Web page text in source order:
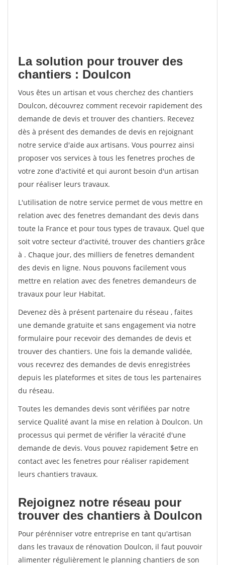
La solution pour trouver des
chantiers : Doulcon
Vous êtes un artisan et vous cherchez des chantiers
Doulcon, découvrez comment recevoir rapidement des
demande de devis et trouver des chantiers. Recevez
dès à présent des demandes de devis en rejoignant
notre service d'aide aux artisans. Vous pourrez ainsi
proposer vos services à tous les fenetres proches de
votre zone d'activité et qui auront besoin d'un artisan
pour réaliser leurs travaux.
L'utilisation de notre service permet de vous mettre en
relation avec des fenetres demandant des devis dans
toute la France et pour tous types de travaux. Quel que
soit votre secteur d'activité, trouver des chantiers grâce
à . Chaque jour, des milliers de fenetres demandent
des devis en ligne. Nous pouvons facilement vous
mettre en relation avec des fenetres demandeurs de
travaux pour leur Habitat.
Devenez dès à présent partenaire du réseau , faites
une demande gratuite et sans engagement via notre
formulaire pour recevoir des demandes de devis et
trouver des chantiers. Une fois la demande validée,
vous recevrez des demandes de devis enregistrées
depuis les plateformes et sites de tous les partenaires
du réseau.
Toutes les demandes devis sont vérifiées par notre
service Qualité avant la mise en relation à Doulcon. Un
processus qui permet de vérifier la véracité d'une
demande de devis. Vous pouvez rapidement $etre en
contact avec les fenetres pour réaliser rapidement
leurs chantiers travaux.
Rejoignez notre réseau pour
trouver des chantiers à Doulcon
Pour pérénniser votre entreprise en tant qu'artisan
dans les travaux de rénovation Doulcon, il faut pouvoir
alimenter régulièrement le planning chantiers de son